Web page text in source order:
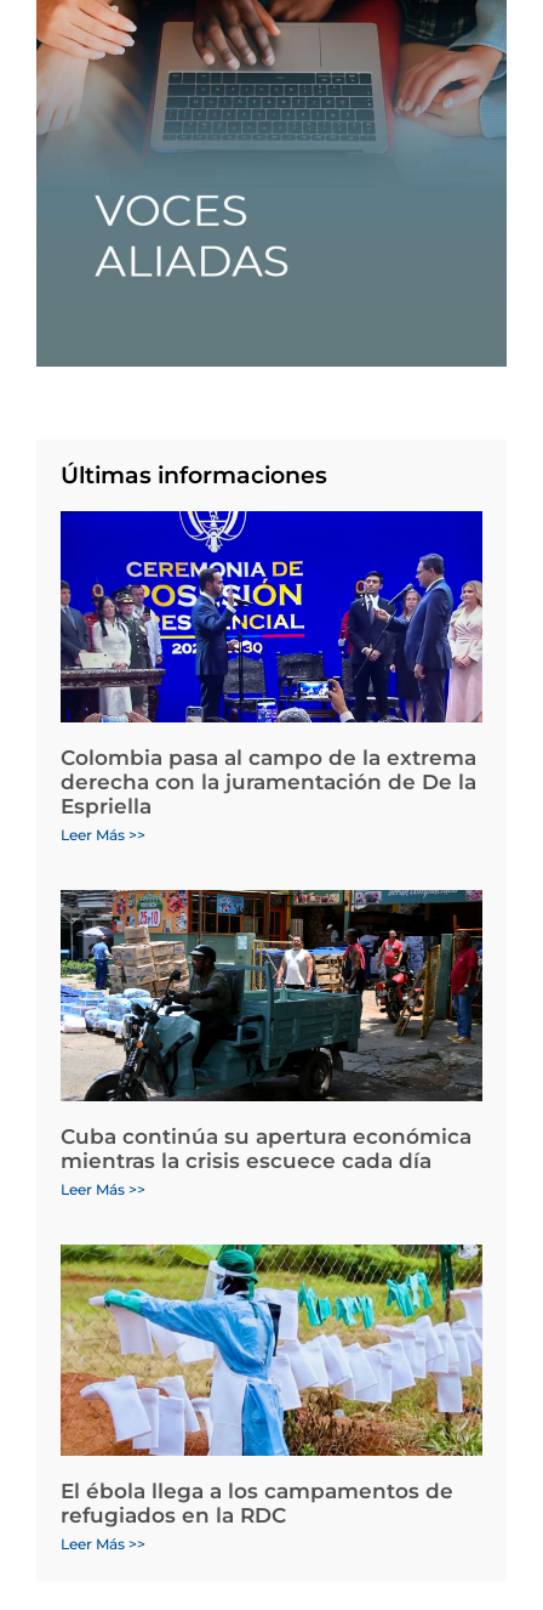
Últimas informaciones
Colombia pasa al campo de la extrema
derecha con la juramentación de De la
Espriella
Leer Más >>
Cuba continúa su apertura económica
mientras la crisis escuece cada día
Leer Más >>
El ébola llega a los campamentos de
refugiados en la RDC
Leer Más >>